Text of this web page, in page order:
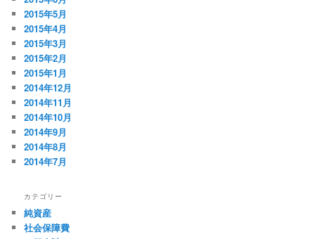
2015年5月
2015年4月
2015年3月
2015年2月
2015年1月
2014年12月
2014年11月
2014年10月
2014年9月
2014年8月
2014年7月
カテゴリー
純資産
社会保障費